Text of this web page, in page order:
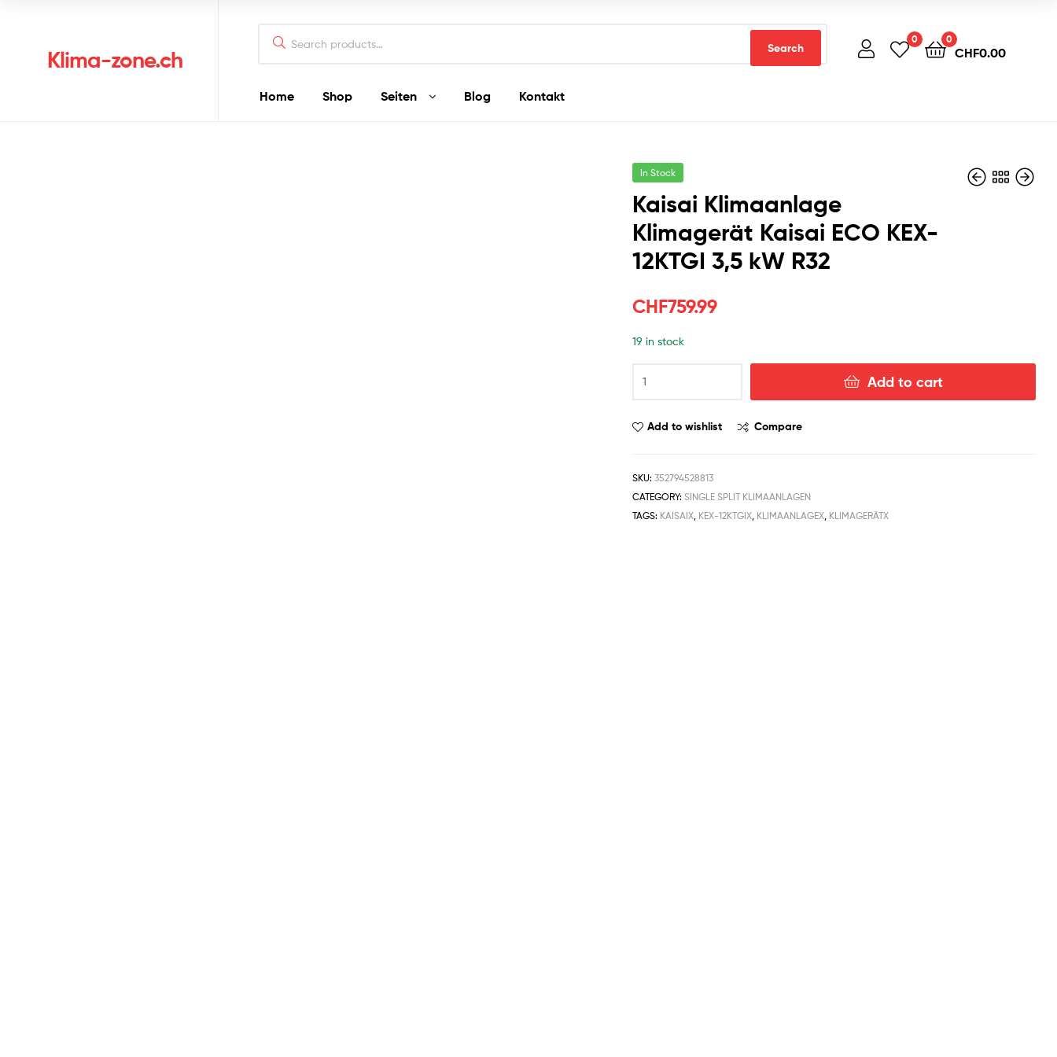
Klima-zone.ch Search
0 0
CHF0.00
Home Shop Seiten Blog Kontakt
In Stock
Kaisai Klimaanlage
Klimagerät Kaisai ECO KEX-
12KTGI 3,5 kW R32
CHF759.99
19 in stock
Add to cart
Add to wishlist Compare
SKU:352794528813
CATEGORY:SINGLE SPLIT KLIMAANLAGEN
TAGS: KAISAIX, KEX-12KTGIX, KLIMAANLAGEX, KLIMAGERÄTX